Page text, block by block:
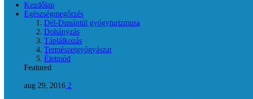
Kezdőlap
Egészségmegőrzés
Dél-Dunántúl gyógyturizmusa
Dohányzás
Táplálkozás
Természetgyógyászat
Életmód
Featured
aug 29, 2016 2